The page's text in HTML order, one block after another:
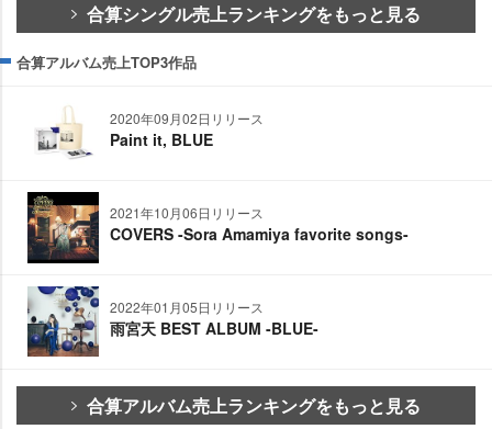
合算シングル売上ランキングをもっと見る
合算アルバム売上TOP3作品
2020年09月02日リリース
Paint it, BLUE
2021年10月06日リリース
COVERS -Sora Amamiya favorite songs-
2022年01月05日リリース
雨宮天 BEST ALBUM -BLUE-
合算アルバム売上ランキングをもっと見る